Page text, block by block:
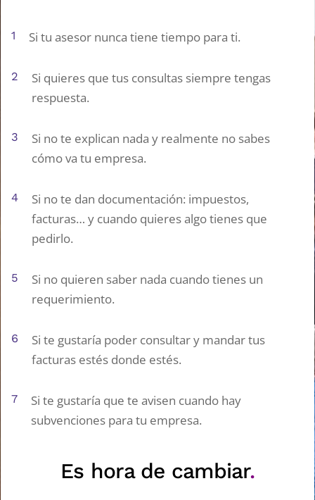
1 Si tu asesor nunca tiene tiempo para ti.
2
Si quieres que tus consultas siempre tengas
respuesta.
3
Si no te explican nada y realmente no sabes
cómo va tu empresa.
4
Si no te dan documentación: impuestos,
facturas… y cuando quieres algo tienes que
pedirlo.
5
Si no quieren saber nada cuando tienes un
requerimiento.
6
Si te gustaría poder consultar y mandar tus
facturas estés donde estés.
7
Si te gustaría que te avisen cuando hay
subvenciones para tu empresa.
Es hora de cambiar.